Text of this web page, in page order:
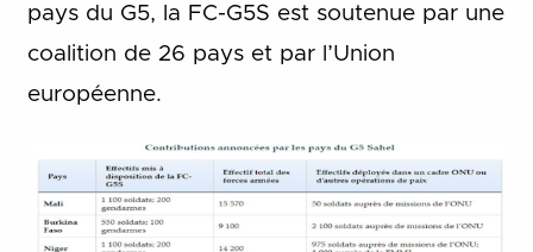
pays du G5, la FC-G5S est soutenue par une
coalition de 26 pays et par l’Union
européenne.